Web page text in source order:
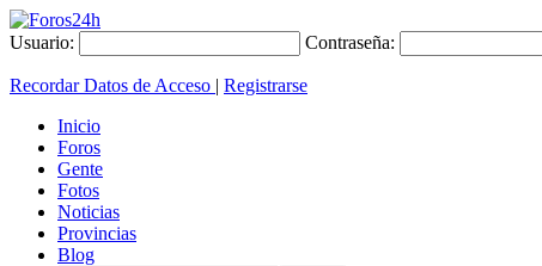
Usuario: Contraseña:
Recordar Datos de Acceso | Registrarse
Inicio
Foros
Gente
Fotos
Noticias
Provincias
Blog